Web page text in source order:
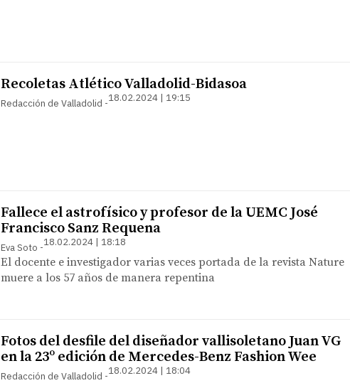
Recoletas Atlético Valladolid-Bidasoa
Redacción de Valladolid 18.02.2024 | 19:15
Fallece el astrofísico y profesor de la UEMC José
Francisco Sanz Requena
Eva Soto 18.02.2024 | 18:18
El docente e investigador varias veces portada de la revista Nature
muere a los 57 años de manera repentina
Fotos del desfile del diseñador vallisoletano Juan VG
en la 23º edición de Mercedes-Benz Fashion Wee
Redacción de Valladolid 18.02.2024 | 18:04